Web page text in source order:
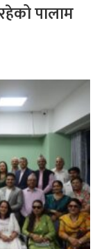
पालाम